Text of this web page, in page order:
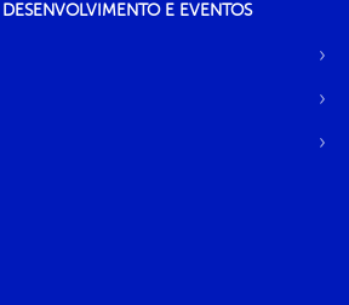
DESENVOLVIMENTO E EVENTOS